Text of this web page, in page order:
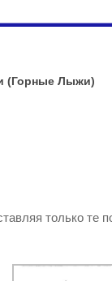
(Горные Лыжи)
только те